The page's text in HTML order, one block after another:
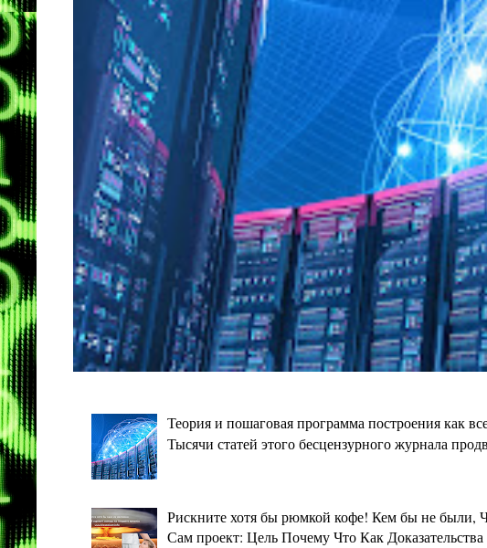
Теория и пошаговая программа построения как
Тысячи статей этого бесцензурного журнала
Рискните хотя бы рюмкой кофе! Кем бы не
Сам проект: Цель Почему Что Как